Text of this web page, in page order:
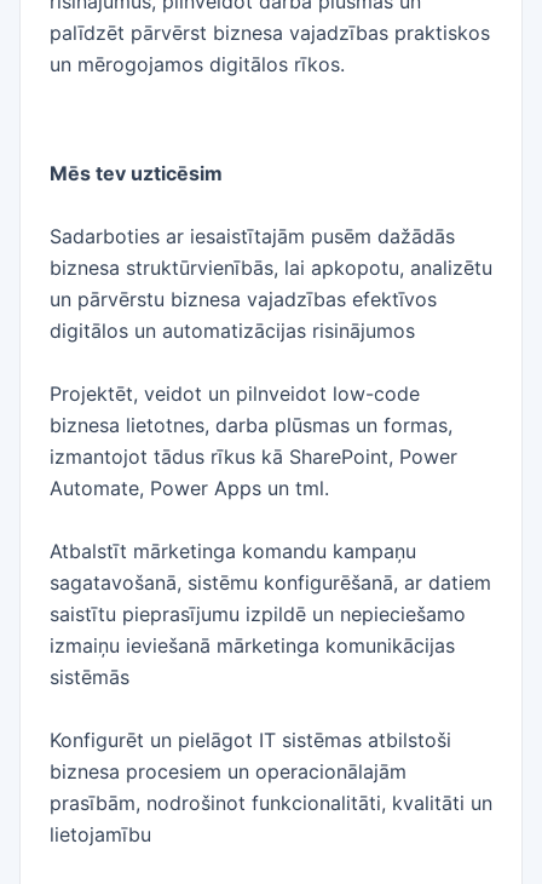
palīdzēt pārvērst biznesa vajadzības praktiskos
un mērogojamos digitālos rīkos.
Mēs tev uzticēsim
Sadarboties ar iesaistītajām pusēm dažādās
biznesa struktūrvienībās, lai apkopotu, analizētu
un pārvērstu biznesa vajadzības efektīvos
digitālos un automatizācijas risinājumos
Projektēt, veidot un pilnveidot low-code
biznesa lietotnes, darba plūsmas un formas,
izmantojot tādus rīkus kā SharePoint, Power
Automate, Power Apps un tml.
Atbalstīt mārketinga komandu kampaņu
sagatavošanā, sistēmu konfigurēšanā, ar datiem
saistītu pieprasījumu izpildē un nepieciešamo
izmaiņu ieviešanā mārketinga komunikācijas
sistēmās
Konfigurēt un pielāgot IT sistēmas atbilstoši
biznesa procesiem un operacionālajām
prasībām, nodrošinot funkcionalitāti, kvalitāti un
lietojamību